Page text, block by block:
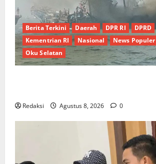
Berita Terkini Daerah DPR RI DPRD
Kementrian RI
Nasional
News Populer
Oku Selatan
Redaksi Agustus 8, 2026 0